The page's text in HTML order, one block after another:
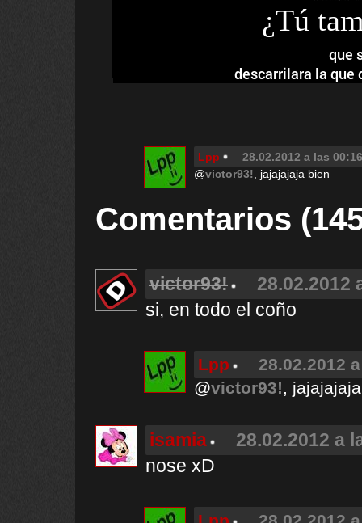
¿Tú
que
descarrilara la que
Lpp
28.02.2012 a las 00:16
@victor93! , jajajajaja bien
Comentarios
victor93!
28.02.2012
si, en todo el coño
Lpp
28.02.2012
@victor93!,
isamia
28.02.2012 a
nose xD